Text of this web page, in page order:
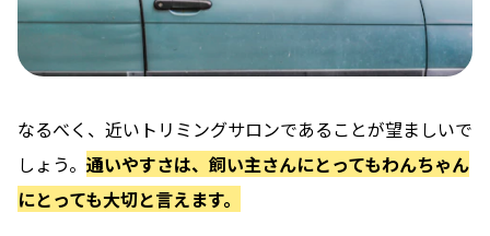
なるべく、近いトリミングサロンであることが望ましいで
しょう。 通いやすさは、飼い主さんにとってもわんちゃん
にとっても大切と言えます。